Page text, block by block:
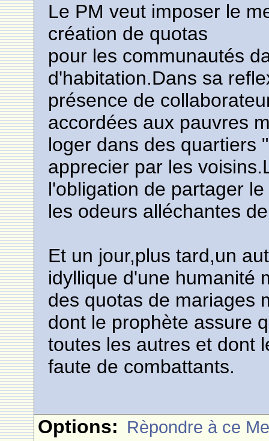
Le PM veut imposer le
création de quotas
pour les communautés
d'habitation.Dans sa
présence de
accordées aux pauvres
loger dans des quartiers
apprecier par les
l'obligation de partager
les odeurs alléchantes
Et un jour,plus tard,un
idyllique d'une humanité
des quotas de mariages
dont le prophète assure
toutes les autres et dont
faute de combattants.
Options: Rèpondre à ce